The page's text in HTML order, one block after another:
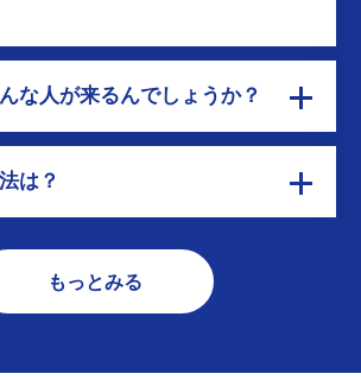
な人が来るんでしょうか？
は？
もっとみる